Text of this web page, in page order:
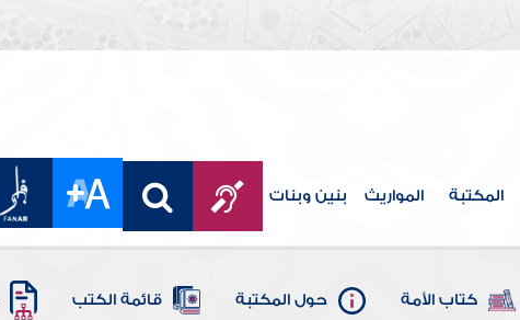
المكتبة المواريث بنين وبنات
كتاب الأمة حول المكتبة قائمة الكتب